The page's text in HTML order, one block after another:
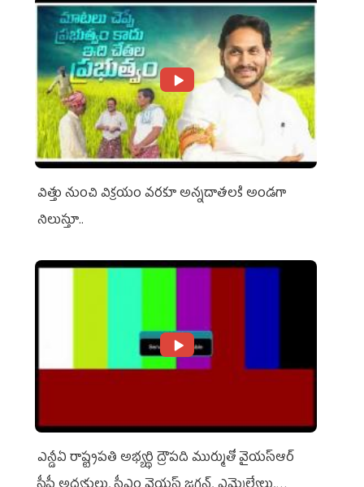
విత్తు నుంచి విక్రయం వరకూ అన్నదాతలకి అండగా
నిలుస్తూ..
ఎన్డీఏ రాష్ట్ర‌ప‌తి అభ్య‌ర్థి ద్రౌప‌ది ముర్ముతో వైయ‌స్ఆర్